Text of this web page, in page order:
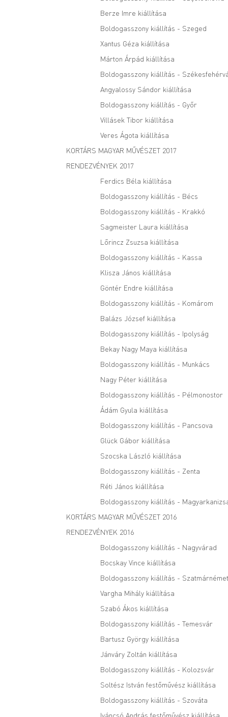
Berze Imre kiállítása
Boldogasszony kiállítás - Szeged
Xantus Géza kiállítása
Márton Árpád kiállítása
Boldogasszony kiállítás -
Angyalossy Sándor kiállítása
Boldogasszony kiállítás - Győr
Villásek Tibor kiállítása
Veres Ágota kiállítása
KORTÁRS MAGYAR MŰVÉSZET 2017
RENDEZVÉNYEK 2017
Ferdics Béla kiállítása
Boldogasszony kiállítás - Bécs
Boldogasszony kiállítás - Krakkó
Sagmeister Laura kiállítása
Lőrincz Zsuzsa kiállítása
Boldogasszony kiállítás - Kassa
Klisza János kiállítása
Göntér Endre kiállítása
Boldogasszony kiállítás - Komárom
Balázs József kiállítása
Boldogasszony kiállítás - Ipolyság
Bekay Nagy Maya kiállítása
Boldogasszony kiállítás - Munkács
Nagy Péter kiállítása
Boldogasszony kiállítás - Pélmonostor
Ádám Gyula kiállítása
Boldogasszony kiállítás - Pancsova
Glück Gábor kiállítása
Szocska László kiállítása
Boldogasszony kiállítás - Zenta
Réti János kiállítása
Boldogasszony kiállítás -
KORTÁRS MAGYAR MŰVÉSZET 2016
RENDEZVÉNYEK 2016
Boldogasszony kiállítás - Nagyvárad
Bocskay Vince kiállítása
Boldogasszony kiállítás -
Vargha Mihály kiállítása
Szabó Ákos kiállítása
Boldogasszony kiállítás - Temesvár
Bartusz György kiállítása
Jánváry Zoltán kiállítása
Boldogasszony kiállítás - Kolozsvár
Soltész István festőművész kiállítása
Boldogasszony kiállítás - Szováta
Iváncsó András festőművész kiállítása